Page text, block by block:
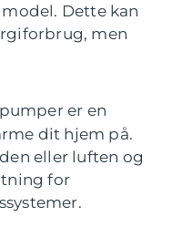
Dette kan
men
er en
dit hjem på.
eller luften og
for